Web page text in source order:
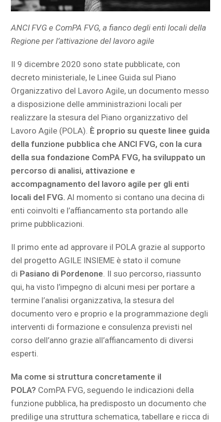
ANCI FVG e ComPA FVG, a fianco degli enti locali della
Regione per l’attivazione del lavoro agile
Il 9 dicembre 2020 sono state pubblicate, con
decreto ministeriale, le Linee Guida sul Piano
Organizzativo del Lavoro Agile, un documento messo
a disposizione delle amministrazioni locali per
realizzare la stesura del Piano organizzativo del
Lavoro Agile (POLA). È proprio su queste linee guida
della funzione pubblica che ANCI FVG, con la cura
della sua fondazione ComPA FVG, ha sviluppato un
percorso di analisi, attivazione e
accompagnamento del lavoro agile per gli enti
locali del FVG. Al momento si contano una decina di
enti coinvolti e l’affiancamento sta portando alle
prime pubblicazioni.
Il primo ente ad approvare il POLA grazie al supporto
del progetto AGILE INSIEME è stato il comune
di Pasiano di Pordenone . Il suo percorso, riassunto
qui, ha visto l’impegno di alcuni mesi per portare a
termine l’analisi organizzativa, la stesura del
documento vero e proprio e la programmazione degli
interventi di formazione e consulenza previsti nel
corso dell’anno grazie all’affiancamento di diversi
esperti.
Ma come si struttura concretamente il
POLA? ComPA FVG, seguendo le indicazioni della
funzione pubblica, ha predisposto un documento che
predilige una struttura schematica, tabellare e ricca di